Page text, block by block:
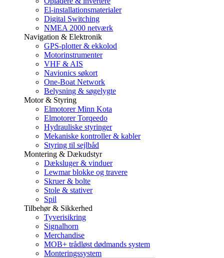
El-installationsmaterialer
Digital Switching
NMEA 2000 netværk
Navigation & Elektronik
GPS-plotter & ekkolod
Motorinstrumenter
VHF & AIS
Navionics søkort
One-Boat Network
Belysning & søgelygte
Motor & Styring
Elmotorer Minn Kota
Elmotorer Torqeedo
Hydrauliske styringer
Mekaniske kontroller & kabler
Styring til sejlbåd
Montering & Dækudstyr
Dæksluger & vinduer
Lewmar blokke og travere
Skruer & bolte
Stole & stativer
Spil
Tilbehør & Sikkerhed
Tyverisikring
Signalhorn
Merchandise
MOB+ trådløst dødmands system
Monteringssystem